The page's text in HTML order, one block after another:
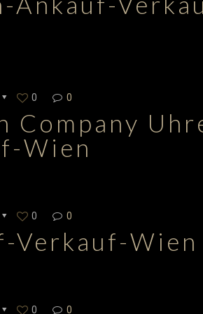
0 0
Company
Wien
0 0
Verkauf-Wien
0 0